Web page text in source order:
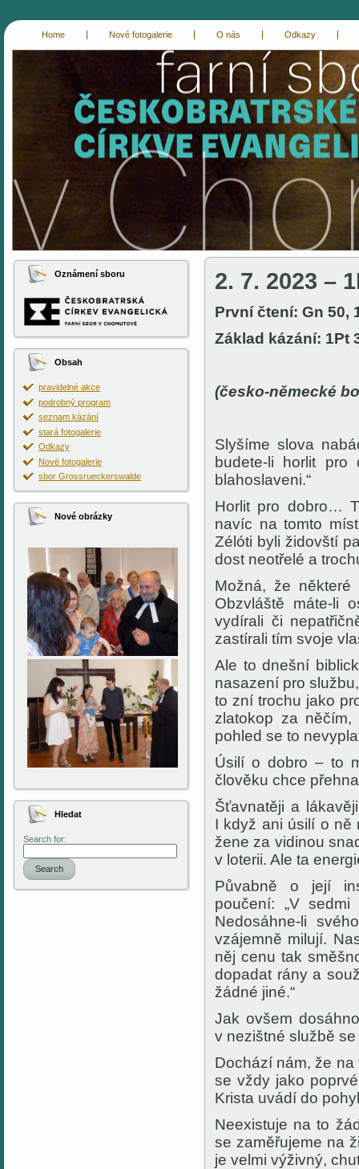
Home Nové fotogalerie O nás Odkazy
Oznámení sboru
Obsah
pravidelné akce
podrobný program
seznam kázání
stará fotogalerie
Odkazy
Nové fotogalerie
sbor Grossrueckerswalde
Nové obrázky
Hledat
Search for:
Search
2. 7. 2023 –
První čtení: Gn 50,
Základ kázání: 1Pt
(česko-německé
Slyšíme slova
budete-li horlit
blahoslaveni.“
Horlit pro dobro…
navíc na tomto
Zélóti byli židovští
dost neotřelé a
Možná, že
Obzvláště máte-li
vydírali či
zastírali tím svoje
Ale to dnešní
nasazení pro
to zní trochu jako
zlatokop za
pohled se to
Úsilí o dobro – to
člověku chce
Šťavnatěji a
I když ani úsilí o ně
žene za vidinou
v loterii. Ale ta
Půvabně o její
poučení: „V
Nedosáhne-li
vzájemně milují.
něj cenu tak
dopadat rány a
žádné jiné.“
Jak ovšem
v nezištné službě
Dochází nám, že
se vždy jako
Krista uvádí do
Neexistuje na to
se zaměřujeme na
je velmi výživný,